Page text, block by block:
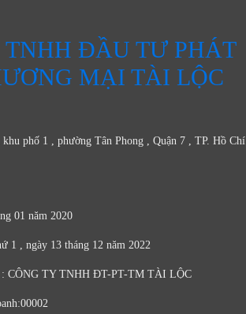
TNHH ĐẦU TƯ PHÁT
MẠI TÀI LỘC
phố 1 , phường Tân Phong , Quận 7 , TP. Hồ Chí
01 năm 2020
1 , ngày 13 tháng 12 năm 2022
: CÔNG TY TNHH ĐT-PT-TM TÀI LỘC